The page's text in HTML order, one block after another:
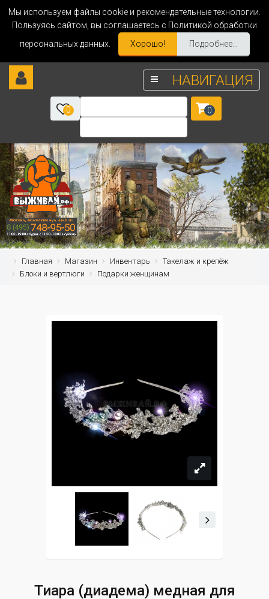
Мы используем файлы cookie и рекомендательные технологии.
Пользуясь сайтом, вы соглашаетесь с Политикой обработки
персональных данных.
Хорошо! Подробнее...
НАВИГАЦИЯ
0 0
Главная Магазин Инвентарь
Такелаж и крепёж
Блоки и вертлюги
Подарки женщинам
Тиара (диадема) медная для